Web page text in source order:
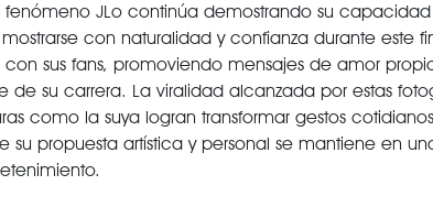
JLo continúa demostrando su
con naturalidad y confianza durante este
sus fans, promoviendo mensajes de amor
su carrera. La viralidad alcanzada por estas
como la suya logran transformar gestos
propuesta artística y personal se mantiene en